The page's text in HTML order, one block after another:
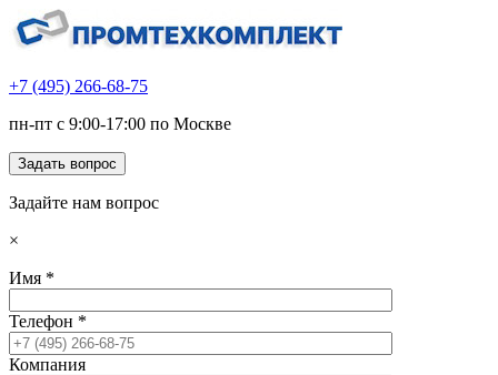
+7 (495) 266-68-75
пн-пт с 9:00-17:00 по Москве
Задать вопрос
Задайте нам вопрос
×
Имя *
Телефон *
Компания